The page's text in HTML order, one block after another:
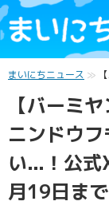
まいにちニュース
【バーミ
ニンドウ
い...！公式
月19日まで